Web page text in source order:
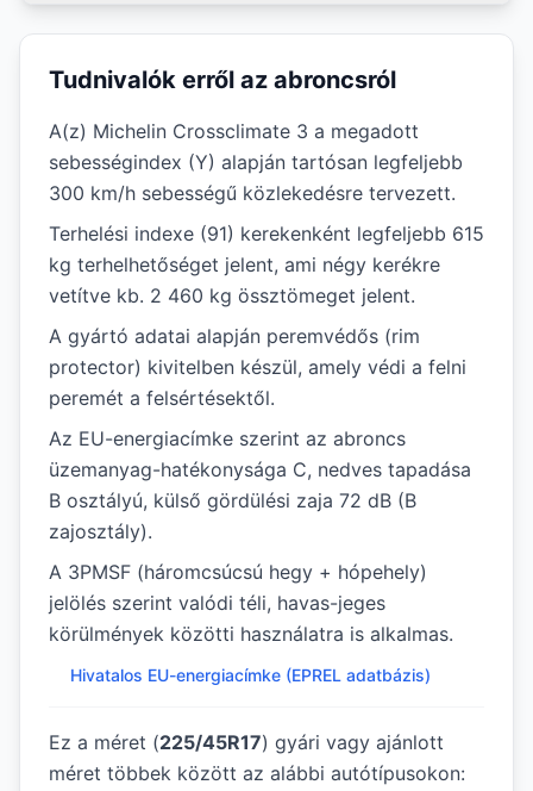
Tudnivalók erről az abroncsról
A(z) Michelin Crossclimate 3 a megadott
sebességindex (Y) alapján tartósan legfeljebb
300 km/h sebességű közlekedésre tervezett.
Terhelési indexe (91) kerekenként legfeljebb 615
kg terhelhetőséget jelent, ami négy kerékre
vetítve kb. 2 460 kg össztömeget jelent.
A gyártó adatai alapján peremvédős (rim
protector) kivitelben készül, amely védi a felni
peremét a felsértésektől.
Az EU-energiacímke szerint az abroncs
üzemanyag-hatékonysága C, nedves tapadása
B osztályú, külső gördülési zaja 72 dB (B
zajosztály).
A 3PMSF (háromcsúcsú hegy + hópehely)
jelölés szerint valódi téli, havas-jeges
körülmények közötti használatra is alkalmas.
Hivatalos EU-energiacímke (EPREL adatbázis)
Ez a méret (225/45R17) gyári vagy ajánlott
méret többek között az alábbi autótípusokon: